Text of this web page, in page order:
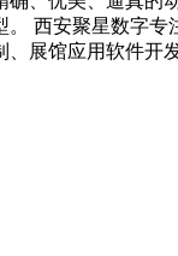
西安聚星数字
展馆应用软件开